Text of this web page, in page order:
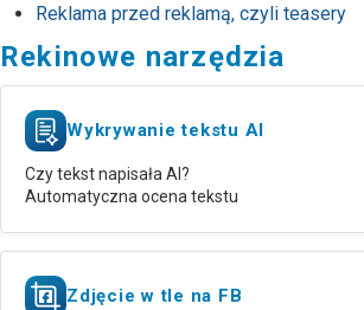
Reklama przed reklamą, czyli teasery
Rekinowe narzędzia
Wykrywanie tekstu AI
Czy tekst napisała AI?
Automatyczna ocena tekstu
Zdjęcie w tle na FB